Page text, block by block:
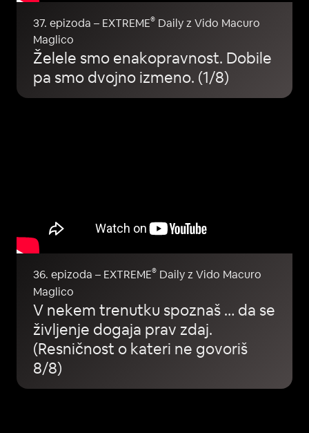
37. epizoda – EXTREME® Daily z Vido Macuro
Maglico
Želele smo enakopravnost. Dobile
pa smo dvojno izmeno. (1/8)
36. epizoda – EXTREME® Daily z Vido Macuro
Maglico
V nekem trenutku spoznaš … da se
življenje dogaja prav zdaj.
(Resničnost o kateri ne govoriš
8/8)